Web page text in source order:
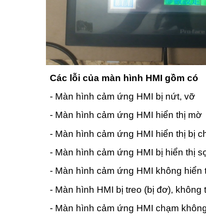
Các lỗi của màn hình HMI gồm có
- Màn hình cảm ứng HMI bị nứt, vỡ
- Màn hình cảm ứng HMI hiển thị mờ
- Màn hình cảm ứng HMI hiển thị bị
- Màn hình cảm ứng HMI bị hiển thị
- Màn hình cảm ứng HMI không hiển
- Màn hình HMI bị treo (bị đơ), không
- Màn hình cảm ứng HMI chạm